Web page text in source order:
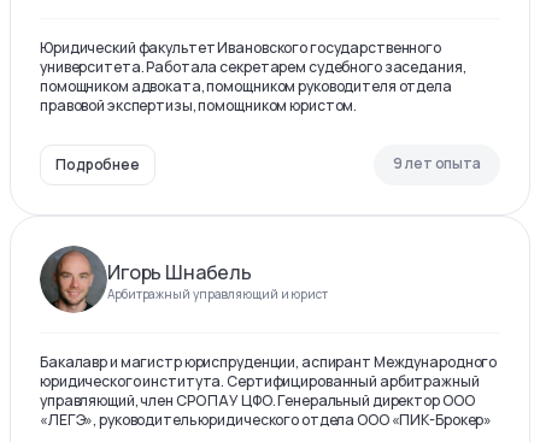
Юридический факультет Ивановского государственного
университета. Работала секретарем судебного заседания,
помощником адвоката, помощником руководителя отдела
правовой экспертизы, помощником юристом.
Подробнее 9 лет опыта
Игорь Шнабель
Арбитражный управляющий и юрист
Бакалавр и магистр юриспруденции, аспирант Международного
юридического института. Сертифицированный арбитражный
управляющий, член СРО ПАУ ЦФО. Генеральный директор ООО
«ЛЕГЭ», руководитель юридического отдела ООО «ПИК-Брокер»